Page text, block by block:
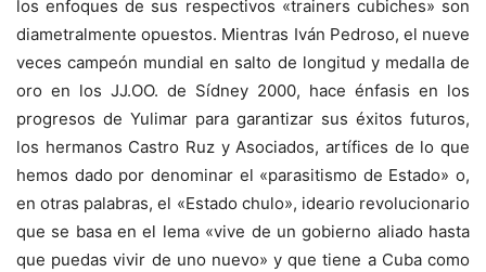
los enfoques de sus respectivos «trainers cubiches» son
diametralmente opuestos. Mientras Iván Pedroso, el nueve
veces campeón mundial en salto de longitud y medalla de
oro en los JJ.OO. de Sídney 2000, hace énfasis en los
progresos de Yulimar para garantizar sus éxitos futuros,
los hermanos Castro Ruz y Asociados, artífices de lo que
hemos dado por denominar el «parasitismo de Estado» o,
en otras palabras, el «Estado chulo», ideario revolucionario
que se basa en el lema «vive de un gobierno aliado hasta
que puedas vivir de uno nuevo» y que tiene a Cuba como